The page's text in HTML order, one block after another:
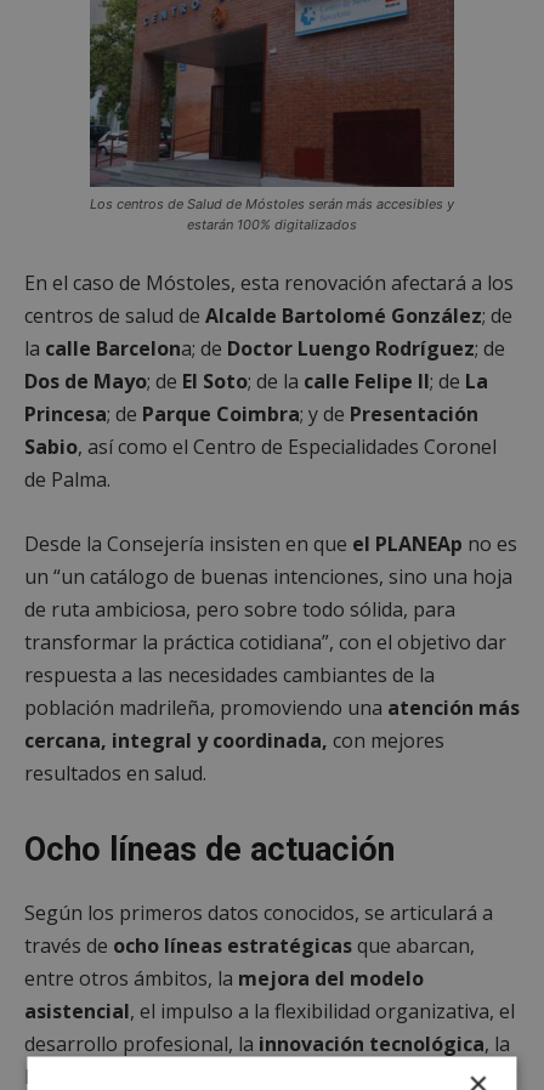
Los centros de Salud de Móstoles serán más accesibles y
estarán 100% digitalizados
En el caso de Móstoles, esta renovación afectará a los
centros de salud de Alcalde Bartolomé González; de
la calle Barcelona; de Doctor Luengo Rodríguez; de
Dos de Mayo; de El Soto; de la calle Felipe II; de La
Princesa; de Parque Coimbra; y de Presentación
Sabio, así como el Centro de Especialidades Coronel
de Palma.
Desde la Consejería insisten en que el PLANEAp no es
un “un catálogo de buenas intenciones, sino una hoja
de ruta ambiciosa, pero sobre todo sólida, para
transformar la práctica cotidiana”, con el objetivo dar
respuesta a las necesidades cambiantes de la
población madrileña, promoviendo una atención más
cercana, integral y coordinada, con mejores
resultados en salud.
Ocho líneas de actuación
Según los primeros datos conocidos, se articulará a
través de ocho líneas estratégicasque abarcan,
entre otros ámbitos, la mejora del modelo
asistencial, el impulso a la flexibilidad organizativa, el
desarrollo profesional, la innovación tecnológica, la
humanización y la